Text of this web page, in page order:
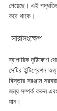
পেয়েছে। এই
করে থাকে।
সারাসংক্ষেপ
ব্যাপারিক দৃষ্টিকোণ
সেটির ইন্টিগ্রেশন
বিস্তার সরঞ্জাম
জন্য সম্পর্ক করুন এবং
যান।